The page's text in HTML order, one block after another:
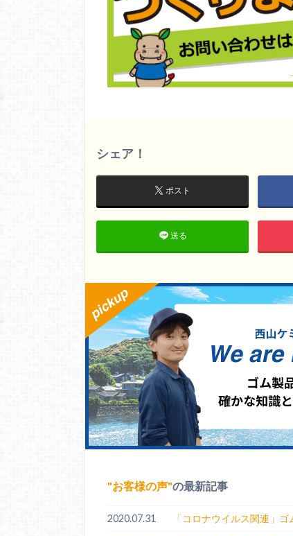
シェア！
ポスト
送る
お客様の声 の最新記事
2020.07.31 「コロナウイルス関連」